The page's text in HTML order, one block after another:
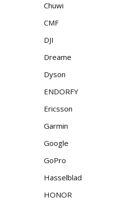
Chuwi
CMF
DJI
Dreame
Dyson
ENDORFY
Ericsson
Garmin
Google
GoPro
Hasselblad
HONOR